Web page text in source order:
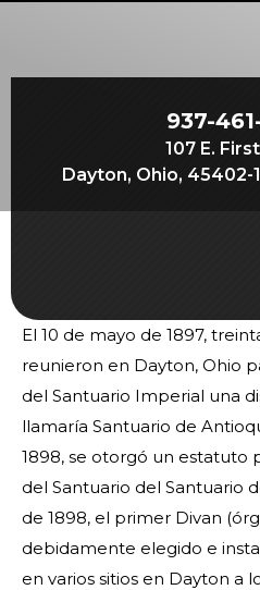
Experimenta la
Tu impacto
Educación
Programas SIEF
Contáctenos
937-
107 E.
Dayton, Ohio, 45402-
El 10 de mayo de 1897,
reunieron en Dayton, Ohio
del Santuario Imperial una
llamaría Santuario de
1898, se otorgó un estatuto
del Santuario del Santuario
de 1898, el primer Divan
debidamente elegido e
en varios sitios en Dayton a